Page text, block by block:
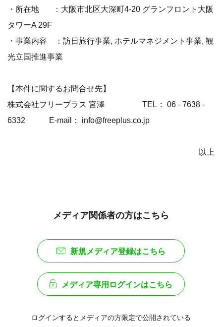
・所在地 ：大阪市北区大深町4-20 グランフロント大阪
タワーA 29F
・事業内容 ：訪日旅行事業, ホテルマネジメント事業, 観
光立国推進事業
【本件に関するお問合せ先】
株式会社フリープラス 宮澤 TEL： 06 - 7638 -
6332 E-mail： info@freeplus.co.jp
以上
メディア関係者の方はこちら
新規メディア登録はこちら
メディア専用ログインはこちら
ログインするとメディアの方限定で公開されている